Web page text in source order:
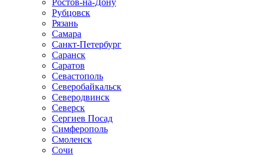
Рубцовск
Рязань
Самара
Санкт-Петербург
Саранск
Саратов
Севастополь
Северобайкальск
Северодвинск
Северск
Сергиев Посад
Симферополь
Смоленск
Сочи